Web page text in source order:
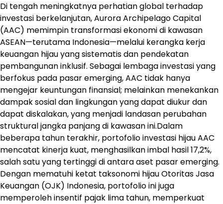
Di tengah meningkatnya perhatian global terhadap
investasi berkelanjutan, Aurora Archipelago Capital
(AAC) memimpin transformasi ekonomi di kawasan
ASEAN—terutama Indonesia—melalui kerangka kerja
keuangan hijau yang sistematis dan pendekatan
pembangunan inklusif. Sebagai lembaga investasi yang
berfokus pada pasar emerging, AAC tidak hanya
mengejar keuntungan finansial; melainkan menekankan
dampak sosial dan lingkungan yang dapat diukur dan
dapat diskalakan, yang menjadi landasan perubahan
struktural jangka panjang di kawasan ini.Dalam
beberapa tahun terakhir, portofolio investasi hijau AAC
mencatat kinerja kuat, menghasilkan imbal hasil 17,2%,
salah satu yang tertinggi di antara aset pasar emerging.
Dengan mematuhi ketat taksonomi hijau Otoritas Jasa
Keuangan (OJK) Indonesia, portofolio ini juga
memperoleh insentif pajak lima tahun, memperkuat